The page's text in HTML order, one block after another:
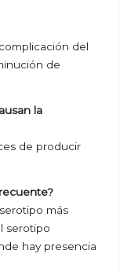
del
de
la
de producir
más
serotipo
hay presencia